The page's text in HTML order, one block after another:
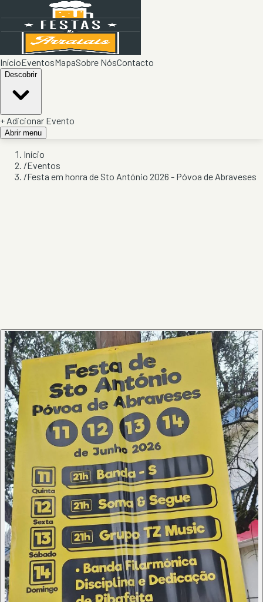
InícioEventosMapaSobre NósContacto
Descobrir
+ Adicionar Evento
Abrir menu
Início
/Eventos
/Festa em honra de Sto António 2026 - Póvoa de Abraveses